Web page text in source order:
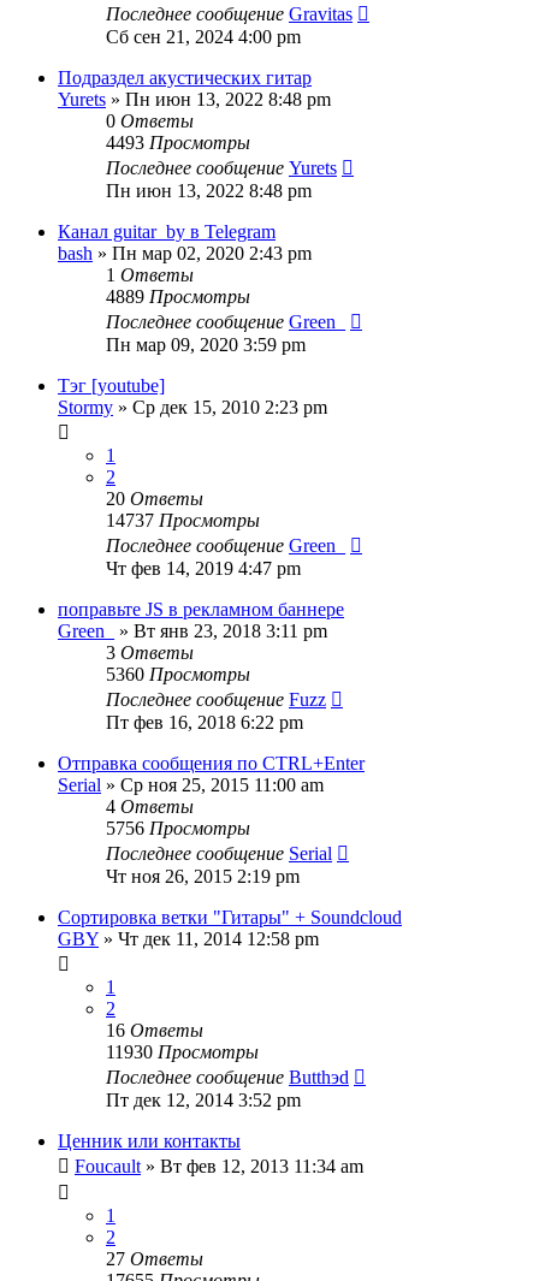
Последнее сообщение Gravitas
Сб сен 21, 2024 4:00 pm
Подраздел акустических гитар
Yurets » Пн июн 13, 2022 8:48 pm
0 Ответы
4493 Просмотры
Последнее сообщение Yurets
Пн июн 13, 2022 8:48 pm
Канал guitar_by в Telegram
bash » Пн мар 02, 2020 2:43 pm
1 Ответы
4889 Просмотры
Последнее сообщение Green_
Пн мар 09, 2020 3:59 pm
Тэг [youtube]
Stormy » Ср дек 15, 2010 2:23 pm
1
2
20 Ответы
14737 Просмотры
Последнее сообщение Green_
Чт фев 14, 2019 4:47 pm
поправьте JS в рекламном баннере
Green_
» Вт янв 23, 2018 3:11 pm
3 Ответы
5360 Просмотры
Последнее сообщение Fuzz
Пт фев 16, 2018 6:22 pm
Отправка сообщения по CTRL+Enter
Serial » Ср ноя 25, 2015 11:00 am
4 Ответы
5756 Просмотры
Последнее сообщение Serial
Чт ноя 26, 2015 2:19 pm
Сортировка ветки "Гитары" + Soundcloud
GBY » Чт дек 11, 2014 12:58 pm
1
2
16 Ответы
11930 Просмотры
Последнее сообщение Butthэd
Пт дек 12, 2014 3:52 pm
Ценник или контакты
Foucault » Вт фев 12, 2013 11:34 am
1
2
27 Ответы